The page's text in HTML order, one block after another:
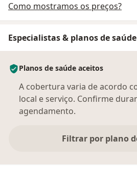
Como mostramos os preços?
Especialistas & planos de saúde
Planos de saúde aceitos
A cobertura varia de acordo
local e serviço. Confirme
agendamento.
Filtrar por plano